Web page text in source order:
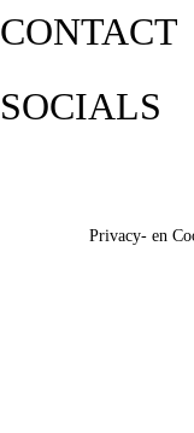
CONTACT
SOCIALS
Privacy- en